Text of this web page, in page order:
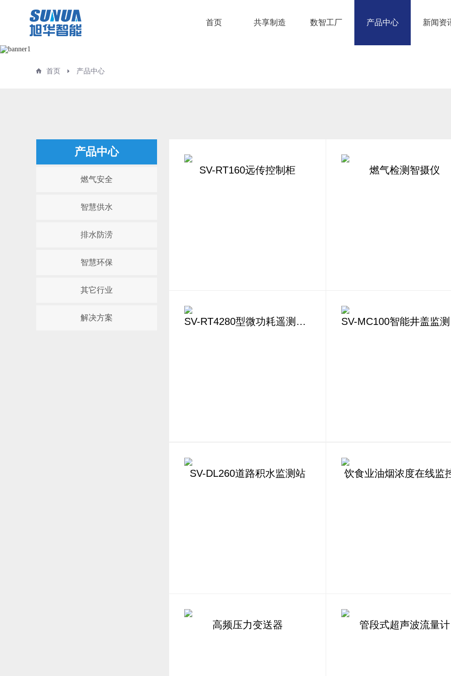
首页 共享制造 数智工厂 产品中心 新闻资
首页 产品中心
产品中心
燃气安全
智慧供水
排水防涝
智慧环保
其它行业
解决方案
SV-RT160远传控制柜 燃气检测智摄仪
SV-RT4280型微功耗遥测终端
SV-DL260道路积水监测站 饮食业油烟浓度在线监
高频压力变送器 管段式超声波流量计